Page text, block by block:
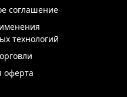
соглашение
технологий
оферта